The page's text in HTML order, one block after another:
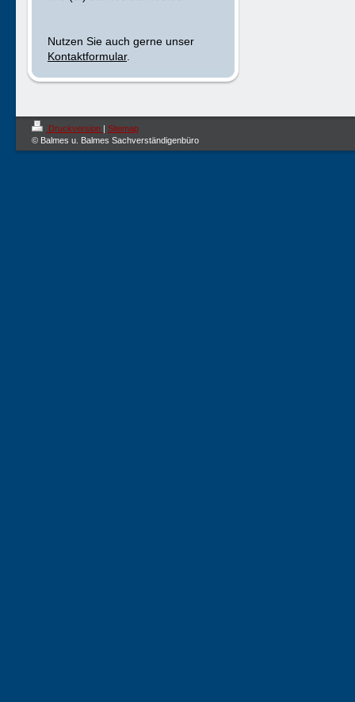
Nutzen Sie auch gerne unser
Kontaktformular.
Druckversion | Sitemap
© Balmes u. Balmes Sachverständigenbüro